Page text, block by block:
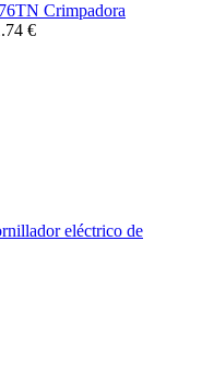
Crimpadora
€
eléctrico de